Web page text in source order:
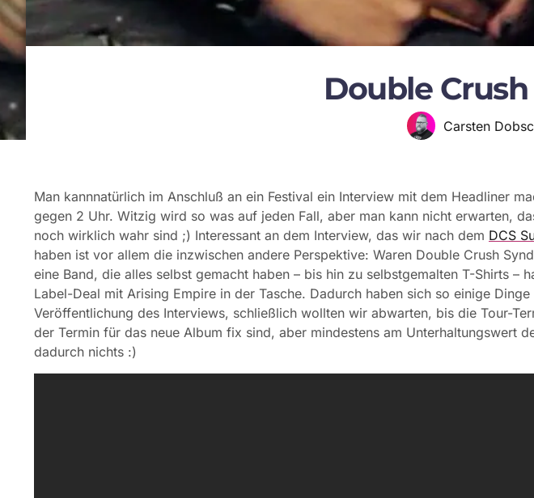
Double
Carsten
Man kannnatürlich im Anschluß an ein Festival ein Interview mit dem Headliner
gegen 2 Uhr. Witzig wird so was auf jeden Fall, aber man kann nicht erwarten,
noch wirklich wahr sind ;) Interessant an dem Interview, das wir nach dem DCS
haben ist vor allem die inzwischen andere Perspektive: Waren Double Crush
eine Band, die alles selbst gemacht haben – bis hin zu selbstgemalten T-Shirts –
Label-Deal mit Arising Empire in der Tasche. Dadurch haben sich so einige
Veröffentlichung des Interviews, schließlich wollten wir abwarten, bis die Tour-
der Termin für das neue Album fix sind, aber mindestens am Unterhaltungswert
dadurch nichts :)